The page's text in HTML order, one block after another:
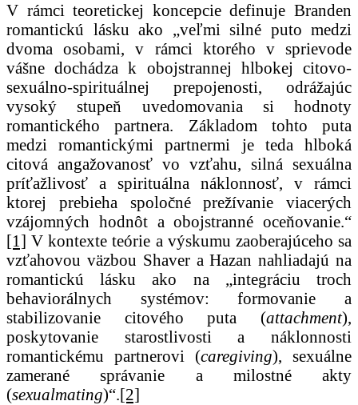
V rámci teoretickej koncepcie definuje Branden
romantickú lásku ako „veľmi silné puto medzi
dvoma osobami, v rámci ktorého v sprievode
vášne dochádza k obojstrannej hlbokej citovo-
sexuálno-spirituálnej prepojenosti, odrážajúc
vysoký stupeň uvedomovania si hodnoty
romantického partnera. Základom tohto puta
medzi romantickými partnermi je teda hlboká
citová angažovanosť vo vzťahu, silná sexuálna
príťažlivosť a spirituálna náklonnosť, v rámci
ktorej prebieha spoločné prežívanie viacerých
vzájomných hodnôt a obojstranné oceňovanie.“
[1] V kontexte teórie a výskumu zaoberajúceho sa
vzťahovou väzbou Shaver a Hazan nahliadajú na
romantickú lásku ako na „integráciu troch
behaviorálnych systémov: formovanie a
stabilizovanie citového puta (attachment),
poskytovanie starostlivosti a náklonnosti
romantickému partnerovi (caregiving), sexuálne
zamerané správanie a milostné akty
(sexualmating)“.[2]